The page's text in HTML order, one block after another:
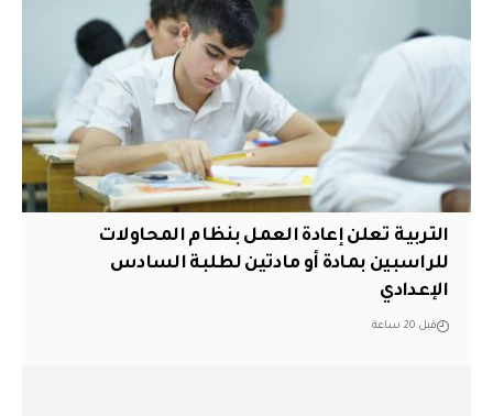
التربية تعلن إعادة العمل بنظام المحاولات
للراسبين بمادة أو مادتين لطلبة السادس
الإعدادي
قبل 20 ساعة